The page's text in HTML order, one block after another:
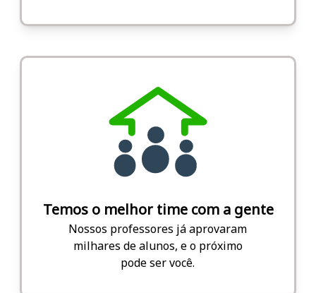
Temos o melhor time com a gente
Nossos professores já aprovaram
milhares de alunos, e o próximo
pode ser você.